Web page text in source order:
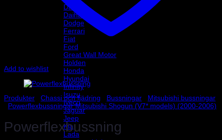
Daewoo
Daihatsu
Dodge
Ferrari
Fiat
Ford
Great Wall Motor
Holden
Honda
Hyundai
Infinity
Isuzu
Iveco
Jaguar
Jeep
Kia
Lada
Add to wishlist
Produkter Chassi och fjädring Bussningar
Mitsubishi bussningar
Powerflexbussningar Mitsubishi Shogun (V7* models) (2000-2006)
Powerflexbussning